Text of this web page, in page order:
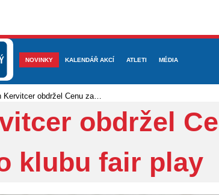
NOVINKY KALENDÁŘ AKCÍ ATLETI MÉDIA
O NÁS ČLENOVÉ DOKUMENTY REPREZENTACE
Kervitcer obdržel Cenu za…
obdržel
klubu fair play